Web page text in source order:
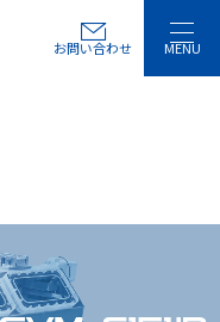
お問い合わせ MENU